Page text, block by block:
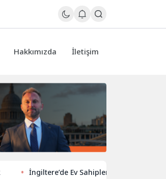
Hakkımızda İletişim
İngiltere’de Ev Sahiplerinden Yeni Yönelim: